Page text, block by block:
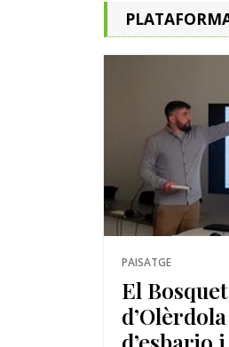
PAISATGE
El